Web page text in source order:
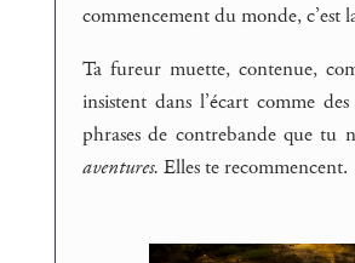
commencement du monde, c’est
Ta fureur muette, contenue,
insistent dans l’écart comme
phrases de contrebande que tu
aventures. Elles te recommencent.